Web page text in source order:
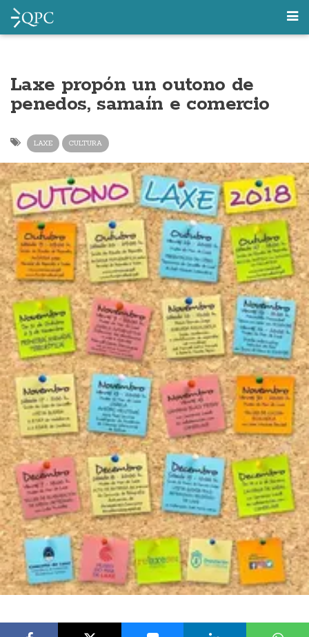
Laxe propón un outono de
penedos, samaín e comercio
LAXE CULTURA